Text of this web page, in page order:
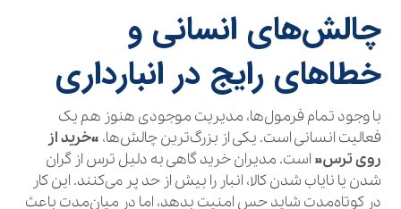
چالش‌های انسانی و
خطاهای رایج در انبارداری
با وجود تمام فرمول‌ها، مدیریت موجودی هنوز هم یک
فعالیت انسانی است. یکی از بزرگ‌ترین چالش‌ها، «خرید از
روی ترس» است. مدیران خرید گاهی به دلیل ترس از گران
شدن یا نایاب شدن کالا، انبار را بیش از حد پر می‌کنند. این کار
در کوتاه‌مدت شاید حس امنیت بدهد، اما در میان‌مدت باعث